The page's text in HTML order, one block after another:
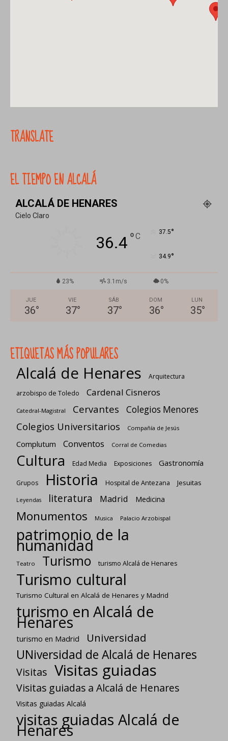
TRANSLATE
EL TIEMPO EN ALCALÁ
ALCALÁ DE HENARES
Cielo Claro
36.4°C 37.5°
34.9°
23% 3.1m/s 0%
JUE
36°
VIE
37°
SÁB
37°
DOM
36°
LUN
35°
ETIQUETAS MÁS POPULARES
Alcalá de Henares
Arquitectura
arzobispo de Toledo
Cardenal Cisneros
Catedral-Magistral Cervantes Colegios Menores
Colegios Universitarios Compañía de Jesús
Complutum Conventos Corral de Comedias
Cultura Edad Media Exposiciones Gastronomía
Grupos Historia Hospital de Antezana Jesuitas
Leyendas literatura Madrid Medicina
Monumentos Musica Palacio Arzobispal
patrimonio de la
humanidad
Teatro Turismo turismo Alcalá de Henares
Turismo cultural
Turismo Cultural en Alcalá de Henares y Madrid
turismo en Alcalá de
Henares
turismo en Madrid Universidad
UNiversidad de Alcalá de Henares
Visitas Visitas guiadas
Visitas guiadas a Alcalá de Henares
Visitas guiadas Alcalá
visitas guiadas Alcalá de
Henares